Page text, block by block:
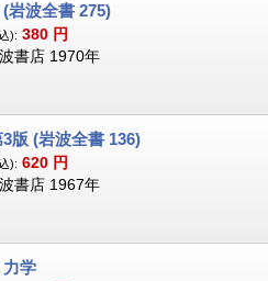
岩波全書 275)
): 380 円
書店 1970年
版 (岩波全書 136)
): 620 円
書店 1967年
学